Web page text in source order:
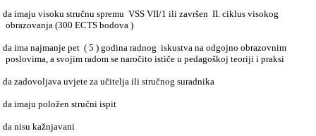
da imaju visoku stručnu spremu VSS VII/1 ili završen II. ciklus visokog
obrazovanja (300 ECTS bodova )
da ima najmanje pet ( 5 ) godina radnog iskustva na odgojno obrazovnim
poslovima, a svojim radom se naročito ističe u pedagoškoj teoriji i praksi
da zadovoljava uvjete za učitelja ili stručnog suradnika
da imaju položen stručni ispit
da nisu kažnjavani